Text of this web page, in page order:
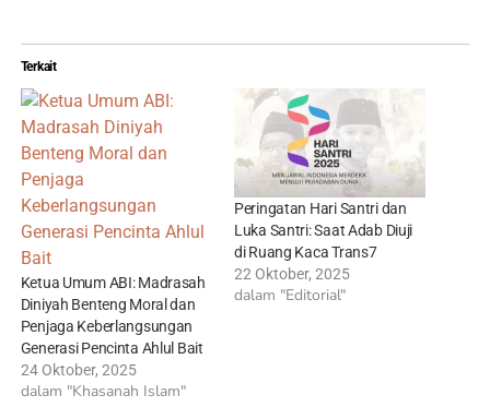
Terkait
Ketua Umum ABI: Madrasah
Diniyah Benteng Moral dan
Penjaga Keberlangsungan
Generasi Pencinta Ahlul Bait
24 Oktober, 2025
dalam "Khasanah Islam"
Peringatan Hari Santri dan
Luka Santri: Saat Adab Diuji
di Ruang Kaca Trans7
22 Oktober, 2025
dalam "Editorial"